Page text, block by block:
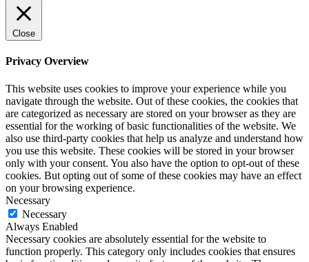
Close
Privacy Overview
This website uses cookies to improve your experience while you
navigate through the website. Out of these cookies, the cookies that
are categorized as necessary are stored on your browser as they are
essential for the working of basic functionalities of the website. We
also use third-party cookies that help us analyze and understand how
you use this website. These cookies will be stored in your browser
only with your consent. You also have the option to opt-out of these
cookies. But opting out of some of these cookies may have an effect
on your browsing experience.
Necessary
Necessary
Always Enabled
Necessary cookies are absolutely essential for the website to
function properly. This category only includes cookies that ensures